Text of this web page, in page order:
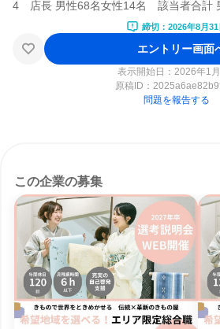
締切：2026年8月31
エントリー画面
表示開始日：2026年1
原稿ID：
問題を報告する
この企業の募集